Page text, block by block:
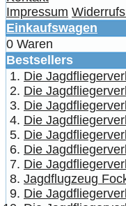
Impressum
Einkaufswagen
0 Waren
Bestsellers
Die
Die
Die
Die
Die
Die
Die
Jagdflugzeug
Die